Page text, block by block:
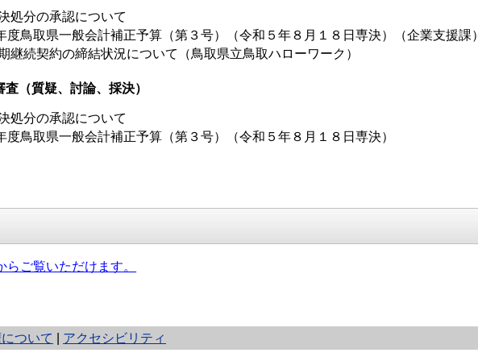
処分の承認について
鳥取県一般会計補正予算（第３号）（令和５年８月１８日専決）（企業支援課）
継続契約の締結状況について（鳥取県立鳥取ハローワーク）
査（質疑、討論、採決）
処分の承認について
鳥取県一般会計補正予算（第３号）（令和５年８月１８日専決）
ご覧いただけます。
ついて アクセシビリティ